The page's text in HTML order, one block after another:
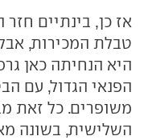
אז כן, בינתיים
טבלת המכירות,
היא הנחיתה כאן
הפנאי הגדול, עם
משופרים. כל זאת
השלישית, בשונה